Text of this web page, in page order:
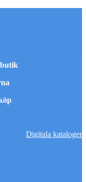
Digitala kataloger